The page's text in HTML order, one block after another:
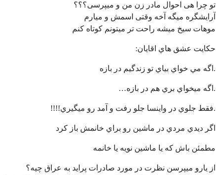
ﺗﻮ ﭼﺮﺍ ﻫﯽ ﺍﺣﻮﺍﻝ ﻣﺎﺩﺭ ﺯﻥ ﻣﻦ ﻭ ﻣﯿﭙﺮﺳﯽ؟؟؟
ﺁﺭﺍﯾﺸﮕﺮﻩ ﻣﯿﮕﻪ ﺁﺧﻪ ﻭﻗﺘﯽ ﺍﺳﻤﺶ ﻭ ﻣﯿﺎﺭﻡ
ﻣﻮﻫﺎﺕ ﺳﯿﺦ ﻣﯿﺸﻪ ﺭﺍﺣﺖ ﺗﺮ ﻣﯿﺘﻮﻧﻢ ﮐﻮﺗﺎﻩ ﮐﻨﻢ
حكايت عشق هاي اقايان:
.اگه مي خواي بياي تو زندگيم در بازه
.اگه ميخواي بري هم در بازه…
.فقط جلوي در واينسا جلو رفت و آمد رو ميگيري!!!!
اگر ديدي مردي در ماشين رو براي خانمش باز کرد
مطمئن باش که يا ماشين نویه يا خانمه
از یارو میپرسن نظرت در مورد صادرات پراید به عراق چیه؟